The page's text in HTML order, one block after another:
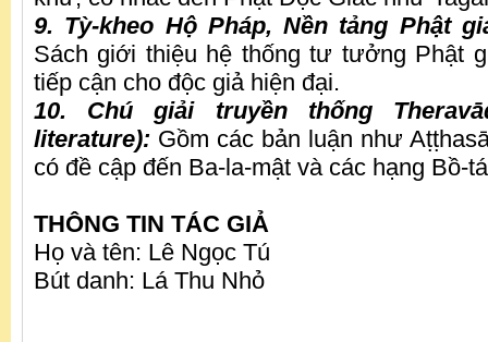
9. Tỳ-kheo Hộ Pháp, Nền tảng Phật
Sách giới thiệu hệ thống tư tưởng Phật
tiếp cận cho độc giả hiện đại.
10. Chú giải truyền thống
literature): Gồm các bản luận như
có đề cập đến Ba-la-mật và các hạng Bồ-
THÔNG TIN TÁC GIẢ
Họ và tên: Lê Ngọc Tú
Bút danh: Lá Thu Nhỏ